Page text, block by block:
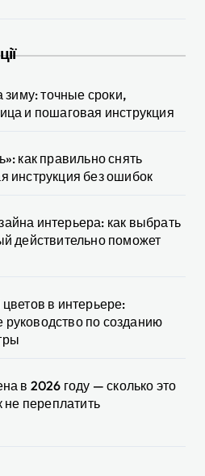
зиму: точные сроки,
и пошаговая инструкция
как правильно снять
инструкция без ошибок
интерьера: как выбрать
действительно поможет
в интерьере:
по созданию
в 2026 году — сколько это
не переплатить